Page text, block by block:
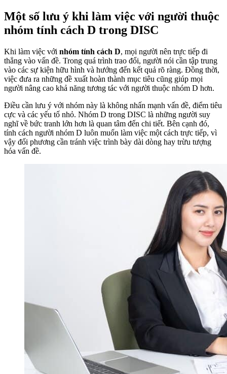
Một số lưu ý khi làm việc với người thuộc
nhóm tính cách D trong DISC
Khi làm việc với nhóm tính cách D, mọi người nên trực tiếp đi
thẳng vào vấn đề. Trong quá trình trao đổi, người nói cần tập trung
vào các sự kiện hữu hình và hướng đến kết quả rõ ràng. Đồng thời,
việc đưa ra những đề xuất hoàn thành mục tiêu cũng giúp mọi
người nâng cao khả năng tương tác với người thuộc nhóm D hơn.
Điều cần lưu ý với nhóm này là không nhấn mạnh vấn đề, điểm tiêu
cực và các yếu tố nhỏ. Nhóm D trong DISC là những người suy
nghĩ về bức tranh lớn hơn là quan tâm đến chi tiết. Bên cạnh đó,
tính cách người nhóm D luôn muốn làm việc một cách trực tiếp, vì
vậy đối phương cần tránh việc trình bày dài dòng hay trừu tượng
hóa vấn đề.